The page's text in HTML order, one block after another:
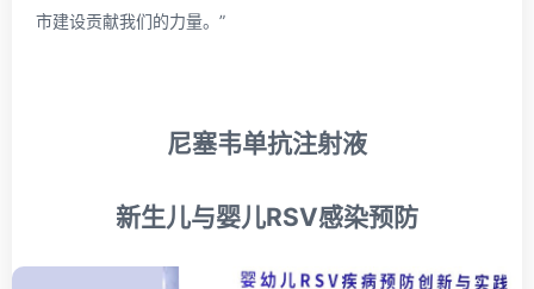
市建设贡献我们的力量。”
尼塞韦单抗注射液
新生儿与婴儿RSV感染预防